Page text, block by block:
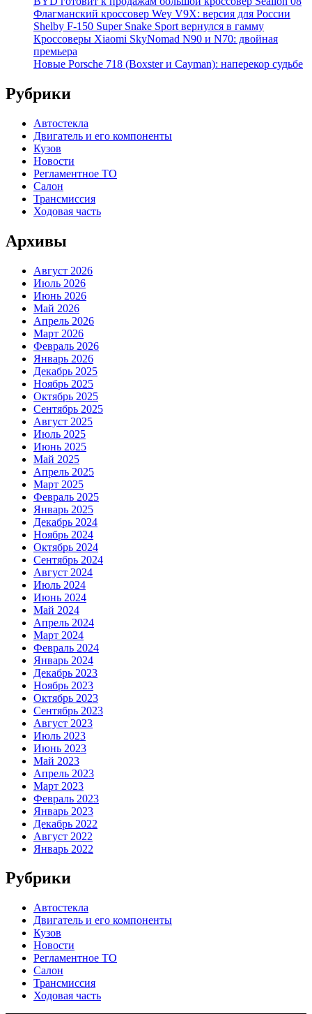
Флагманский кроссовер Wey V9X: версия для России
Shelby F-150 Super Snake Sport вернулся в гамму
Кроссоверы Xiaomi SkyNomad N90 и N70: двойная
премьера
Новые Porsche 718 (Boxster и Cayman): наперекор судьбе
Рубрики
Автостекла
Двигатель и его компоненты
Кузов
Новости
Регламентное ТО
Салон
Трансмиссия
Ходовая часть
Архивы
Август 2026
Июль 2026
Июнь 2026
Май 2026
Апрель 2026
Март 2026
Февраль 2026
Январь 2026
Декабрь 2025
Ноябрь 2025
Октябрь 2025
Сентябрь 2025
Август 2025
Июль 2025
Июнь 2025
Май 2025
Апрель 2025
Март 2025
Февраль 2025
Январь 2025
Декабрь 2024
Ноябрь 2024
Октябрь 2024
Сентябрь 2024
Август 2024
Июль 2024
Июнь 2024
Май 2024
Апрель 2024
Март 2024
Февраль 2024
Январь 2024
Декабрь 2023
Ноябрь 2023
Октябрь 2023
Сентябрь 2023
Август 2023
Июль 2023
Июнь 2023
Май 2023
Апрель 2023
Март 2023
Февраль 2023
Январь 2023
Декабрь 2022
Август 2022
Январь 2022
Рубрики
Автостекла
Двигатель и его компоненты
Кузов
Новости
Регламентное ТО
Салон
Трансмиссия
Ходовая часть